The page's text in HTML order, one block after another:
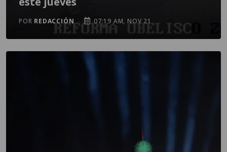
POR REDACCIÓN 07:19 AM, NOV 21